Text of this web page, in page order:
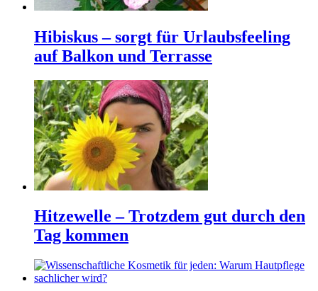
Hibiskus – sorgt für Urlaubsfeeling
auf Balkon und Terrasse
Hitzewelle – Trotzdem gut durch den
Tag kommen